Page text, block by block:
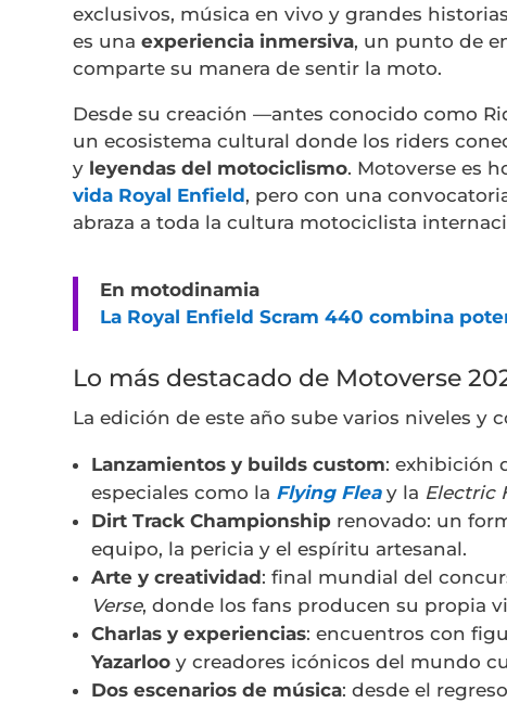
exclusivos, música en vivo y grandes
es unaexperiencia inmersiva, un punto de
comparte su manera de sentir la moto.
Desde su creación —antes conocido como
un ecosistema cultural donde los riders
y leyendas del motociclismo. Motoverse es
vida Royal Enfield, pero con una
abraza a toda la cultura motociclista
En motodinamia
La Royal Enfield Scram 440 combina
Lo más destacado de Motoverse
La edición de este año sube varios niveles
Lanzamientos y builds custom: exhibición
especiales como la Flying Fleay la Electric
Dirt Track Championship renovado: un
equipo, la pericia y el espíritu artesanal.
Arte y creatividad: final mundial del
Verse, donde los fans producen su propia
Charlas y experiencias: encuentros con
Yazarloo y creadores icónicos del mundo
Dos escenarios de música: desde el